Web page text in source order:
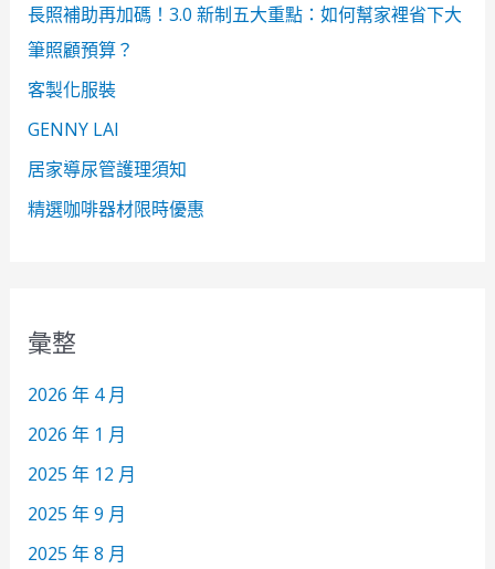
長照補助再加碼！3.0 新制五大重點：如何幫家裡省下大
筆照顧預算？
客製化服裝
GENNY LAI
居家導尿管護理須知
精選咖啡器材限時優惠
彙整
2026 年 4 月
2026 年 1 月
2025 年 12 月
2025 年 9 月
2025 年 8 月